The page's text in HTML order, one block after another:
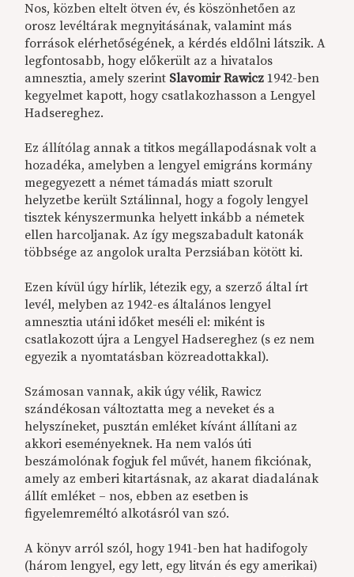
Nos, közben eltelt ötven év, és köszönhetően az
orosz levéltárak megnyitásának, valamint más
források elérhetőségének, a kérdés eldőlni látszik. A
legfontosabb, hogy előkerült az a hivatalos
amnesztia, amely szerint Slavomir Rawicz 1942-ben
kegyelmet kapott, hogy csatlakozhasson a Lengyel
Hadsereghez.
Ez állítólag annak a titkos megállapodásnak volt a
hozadéka, amelyben a lengyel emigráns kormány
megegyezett a német támadás miatt szorult
helyzetbe került Sztálinnal, hogy a fogoly lengyel
tisztek kényszermunka helyett inkább a németek
ellen harcoljanak. Az így megszabadult katonák
többsége az angolok uralta Perzsiában kötött ki.
Ezen kívül úgy hírlik, létezik egy, a szerző által írt
levél, melyben az 1942-es általános lengyel
amnesztia utáni időket meséli el: miként is
csatlakozott újra a Lengyel Hadsereghez (s ez nem
egyezik a nyomtatásban közreadottakkal).
Számosan vannak, akik úgy vélik, Rawicz
szándékosan változtatta meg a neveket és a
helyszíneket, pusztán emléket kívánt állítani az
akkori eseményeknek. Ha nem valós úti
beszámolónak fogjuk fel művét, hanem fikciónak,
amely az emberi kitartásnak, az akarat diadalának
állít emléket – nos, ebben az esetben is
figyelemreméltó alkotásról van szó.
A könyv arról szól, hogy 1941-ben hat hadifogoly
(három lengyel, egy lett, egy litván és egy amerikai)